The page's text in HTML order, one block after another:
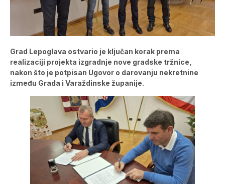
Grad Lepoglava ostvario je ključan korak prema
realizaciji projekta izgradnje nove gradske tržnice,
nakon što je potpisan Ugovor o darovanju nekretnine
između Grada i Varaždinske županije.